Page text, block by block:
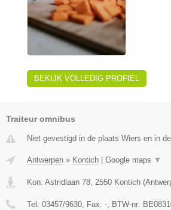
BEKIJK VOLLEDIG PROFIEL
Traiteur omnibus
Niet gevestigd in de plaats Wiers en in
Antwerpen » Kontich Google maps ▼
Kon. Astridlaan 78, 2550 Kontich (
Tel: 03457/9630, Fax: -, BTW-nr: